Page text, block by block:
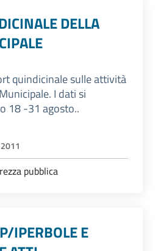
DELLA
quindicinale sulle attività
I dati si
18 -31 agosto..
pubblica
IPERBOLE E